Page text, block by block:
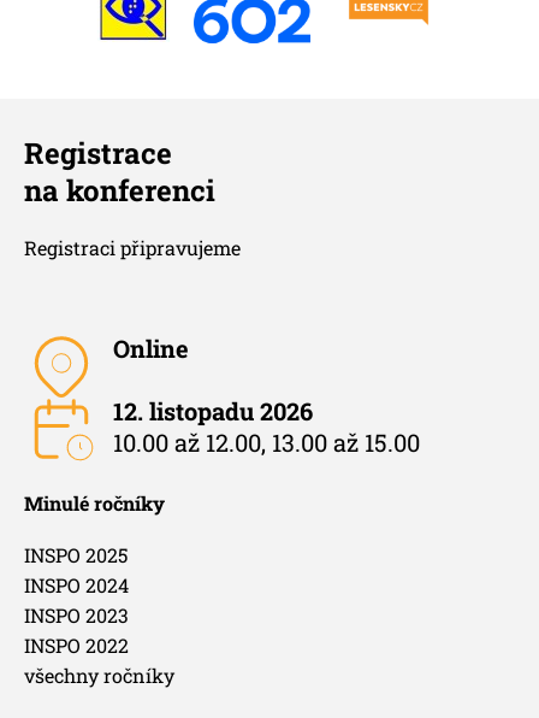
Registrace
na konferenci
Registraci připravujeme
Online
12. listopadu 2026
10.00 až 12.00, 13.00 až 15.00
Minulé ročníky
INSPO 2025
INSPO 2024
INSPO 2023
INSPO 2022
všechny ročníky